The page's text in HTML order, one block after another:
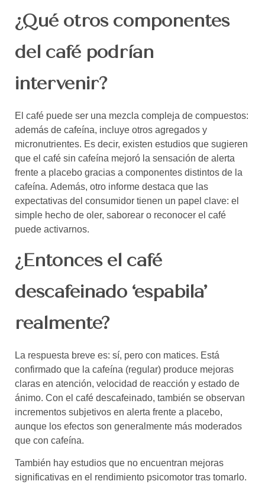
¿Qué otros componentes
del café podrían
intervenir?
El café puede ser una mezcla compleja de compuestos:
además de cafeína, incluye otros agregados y
micronutrientes. Es decir, existen estudios que sugieren
que el café sin cafeína mejoró la sensación de alerta
frente a placebo gracias a componentes distintos de la
cafeína. Además, otro informe destaca que las
expectativas del consumidor tienen un papel clave: el
simple hecho de oler, saborear o reconocer el café
puede activarnos.
¿Entonces el café
descafeinado ‘espabila’
realmente?
La respuesta breve es: sí, pero con matices. Está
confirmado que la cafeína (regular) produce mejoras
claras en atención, velocidad de reacción y estado de
ánimo. Con el café descafeinado, también se observan
incrementos subjetivos en alerta frente a placebo,
aunque los efectos son generalmente más moderados
que con cafeína.
También hay estudios que no encuentran mejoras
significativas en el rendimiento psicomotor tras tomarlo.